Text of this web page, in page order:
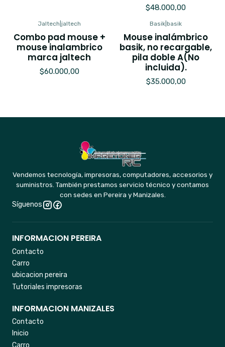
$48.000,00
Jaltech jaltech
Combo pad mouse +
mouse inalambrico
marca jaltech
$60.000,00
Basik basik
Mouse inalámbrico
basik, no recargable,
pila doble A(No
incluida).
$35.000,00
Vendemos tecnología, impresoras, computadores, accesorios y
suministros. También prestamos servicio técnico y contamos
con sedes en Pereira y Manizales.
Síguenos
INFORMACION PEREIRA
Contacto
Carro
ubicacion pereira
Tutoriales impresoras
INFORMACION MANIZALES
Contacto
Inicio
Carro